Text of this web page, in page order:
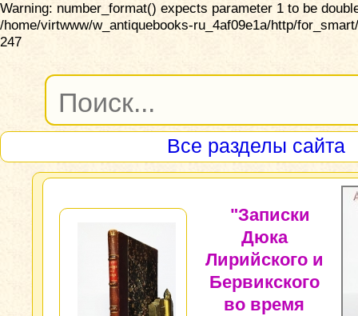
Warning: number_format() expects parameter 1 to be
/home/virtwww/w_antiquebooks-ru_4af09e1a/http/
247
Все разделы сайта
"Записки
Дюка
Лирийского и
Бервикского
во время